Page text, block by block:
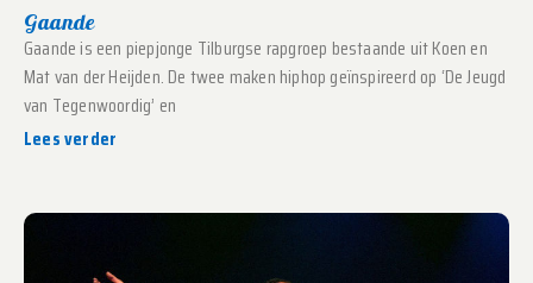
Gaande
Gaande is een piepjonge Tilburgse rapgroep bestaande uit Koen en
Mat van der Heijden. De twee maken hiphop geïnspireerd op ‘De Jeugd
van Tegenwoordig’ en
Lees verder